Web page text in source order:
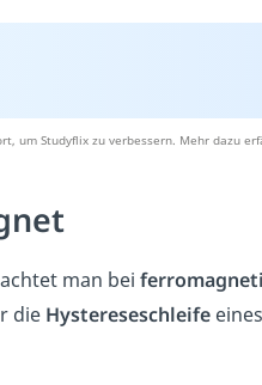
um Studyflix zu verbessern. Mehr dazu
man bei
die Hystereseschleife eines